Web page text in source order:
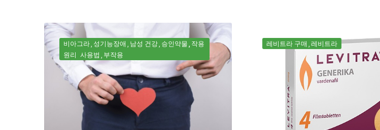
비아그라 성기능장애 남성 건강 승인약물 작용
원리 사용법 부작용
레비트라 구매 레비트라